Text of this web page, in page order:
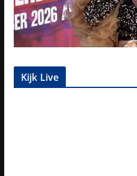
Kijk Live